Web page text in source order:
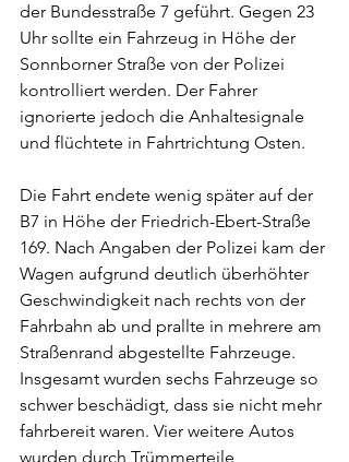
der Bundesstraße 7 geführt. Gegen 23
Uhr sollte ein Fahrzeug in Höhe der
Sonnborner Straße von der Polizei
kontrolliert werden. Der Fahrer
ignorierte jedoch die Anhaltesignale
und flüchtete in Fahrtrichtung Osten.
Die Fahrt endete wenig später auf der
B7 in Höhe der Friedrich-Ebert-Straße
169. Nach Angaben der Polizei kam der
Wagen aufgrund deutlich überhöhter
Geschwindigkeit nach rechts von der
Fahrbahn ab und prallte in mehrere am
Straßenrand abgestellte Fahrzeuge.
Insgesamt wurden sechs Fahrzeuge so
schwer beschädigt, dass sie nicht mehr
fahrbereit waren. Vier weitere Autos
wurden durch Trümmerteile